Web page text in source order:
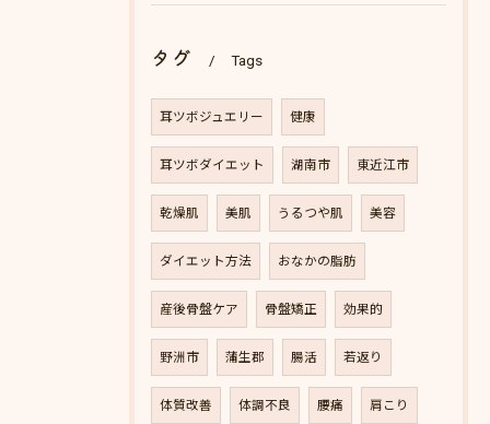
タグ Tags
耳ツボジュエリー 健康
耳ツボダイエット 湖南市 東近江市
乾燥肌 美肌 うるつや肌 美容
ダイエット方法 おなかの脂肪
産後骨盤ケア 骨盤矯正 効果的
野洲市 蒲生郡 腸活 若返り
体質改善 体調不良 腰痛 肩こり